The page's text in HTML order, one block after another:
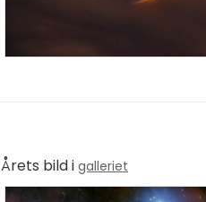
Årets bild i galleriet